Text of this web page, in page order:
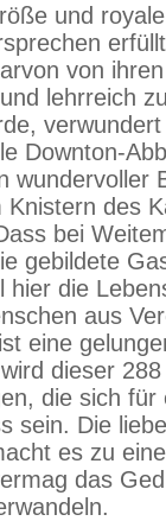
und
von
lehrreich
Downton-
wundervoller
des
bei
gebildete
hier die
aus
eine
dieser
die sich
sein. Die
es zu
das